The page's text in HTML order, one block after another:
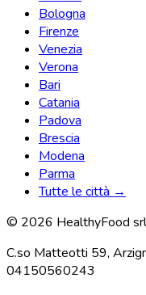
Bologna
Firenze
Venezia
Verona
Bari
Catania
Padova
Brescia
Modena
Parma
Tutte le città →
© 2026 HealthyFood srl
C.so Matteotti 59,
04150560243